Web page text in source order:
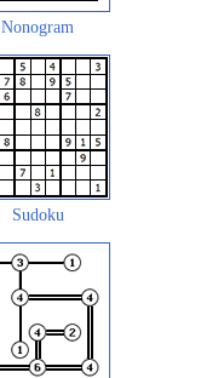
Nonogram
Sudoku